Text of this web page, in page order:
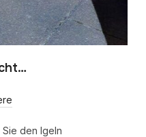
den Igeln